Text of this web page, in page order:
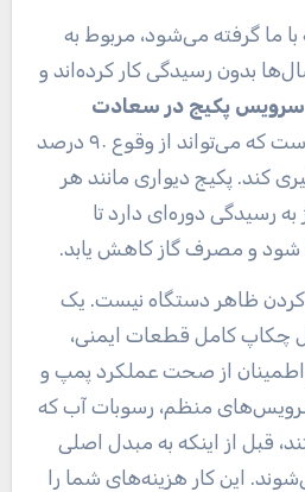
ما گرفته می‌شود، مربوط به
بدون رسیدگی کار کرده‌اند و
سرویس پکیج در سعادت
اقدامی پیشگیرانه است که می‌تواند از وقوع ۹۰ درصد
کند. پکیج دیواری مانند هر
به رسیدگی دوره‌ای دارد تا
شود و مصرف گاز کاهش یابد.
ظاهر دستگاه نیست. یک
چکاپ کامل قطعات ایمنی،
از صحت عملکرد پمپ و
منظم، رسوبات آب که
قبل از اینکه به مبدل اصلی
این کار هزینه‌های شما را